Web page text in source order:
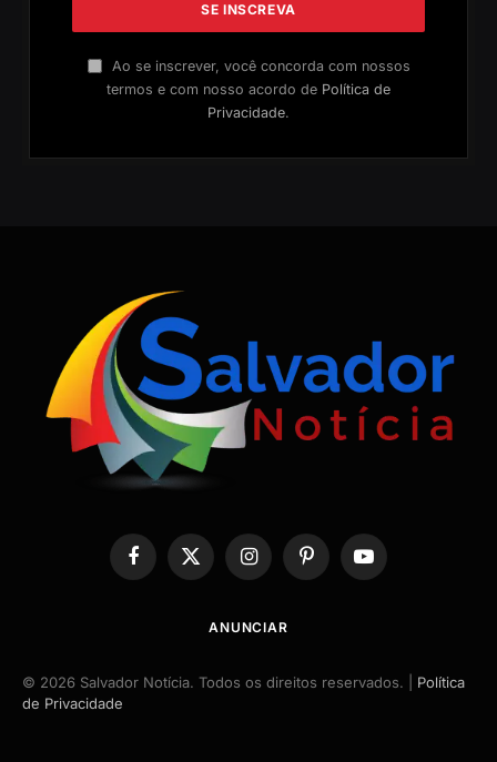
Ao se inscrever, você concorda com nossos
termos e com nosso acordo de Política de
Privacidade.
Facebook
X
(Twitter)
InstagramPinterestYouTube
ANUNCIAR
© 2026 Salvador Notícia. Todos os direitos reservados. | Política
de Privacidade